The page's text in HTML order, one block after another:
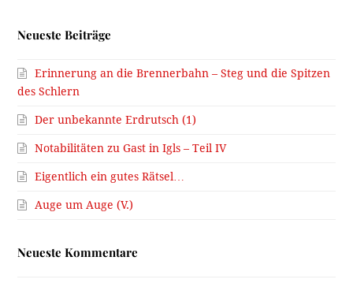
Neueste Beiträge
Erinnerung an die Brennerbahn – Steg und die Spitzen
des Schlern
Der unbekannte Erdrutsch (1)
Notabilitäten zu Gast in Igls – Teil IV
Eigentlich ein gutes Rätsel…
Auge um Auge (V.)
Neueste Kommentare